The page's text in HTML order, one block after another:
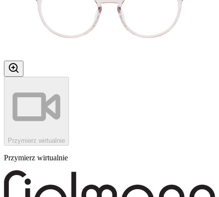
Przymierz wirtualnie
Przymierz wirtualnie